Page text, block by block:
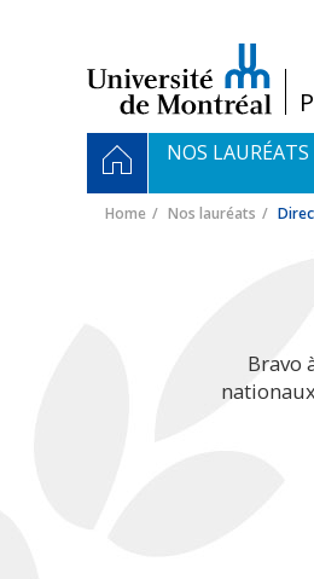
/
Navigation
principale
HOMENOS LAURÉATS
Home Nos lauréats
Bravo